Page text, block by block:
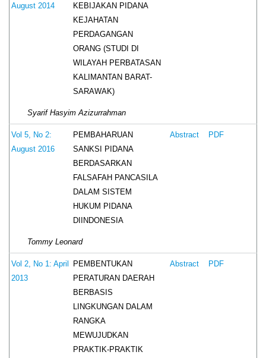
August 2014
KEBIJAKAN PIDANA
KEJAHATAN
PERDAGANGAN
ORANG (STUDI DI
WILAYAH PERBATASAN
KALIMANTAN BARAT-
SARAWAK)
Syarif Hasyim Azizurrahman
Vol 5, No 2:
August 2016
PEMBAHARUAN
SANKSI PIDANA
BERDASARKAN
FALSAFAH PANCASILA
DALAM SISTEM
HUKUM PIDANA
DIINDONESIA
Abstract PDF
Tommy Leonard
Vol 2, No 1: April
2013
PEMBENTUKAN
PERATURAN DAERAH
BERBASIS
LINGKUNGAN DALAM
RANGKA
MEWUJUDKAN
PRAKTIK-PRAKTIK
Abstract PDF